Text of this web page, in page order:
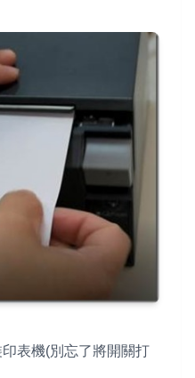
表機(別忘了將開關打